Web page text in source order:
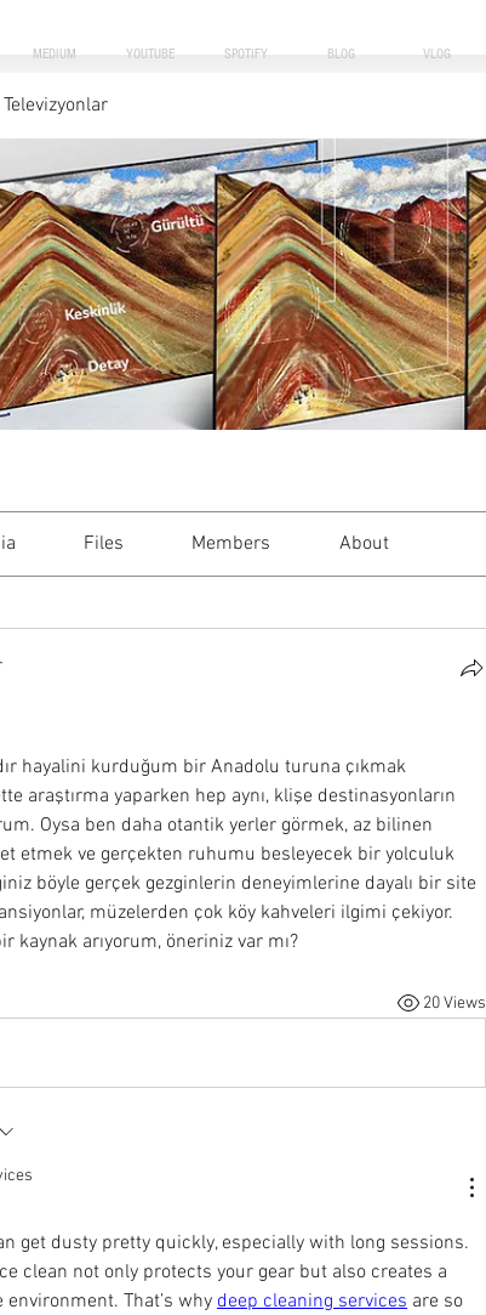
MEDIUM YOUTUBE SPOTIFY BLOG VLOG
Televizyonlar
Files Members About
hayalini kurduğum bir Anadolu turuna çıkmak
araştırma yaparken hep aynı, klişe destinasyonların
Oysa ben daha otantik yerler görmek, az bilinen
etmek ve gerçekten ruhumu besleyecek bir yolculuk
böyle gerçek gezginlerin deneyimlerine dayalı bir site
müzelerden çok köy kahveleri ilgimi çekiyor.
kaynak arıyorum, öneriniz var mı?
20 Views
get dusty pretty quickly, especially with long sessions.
clean not only protects your gear but also creates a
That’s why deep cleaning services are so